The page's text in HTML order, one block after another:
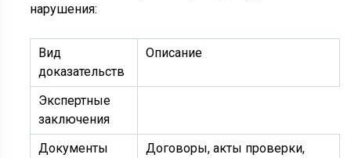
нарушения:
Вид
доказательств
Описание
Экспертные
заключения
Документы
Договоры, акты проверки,